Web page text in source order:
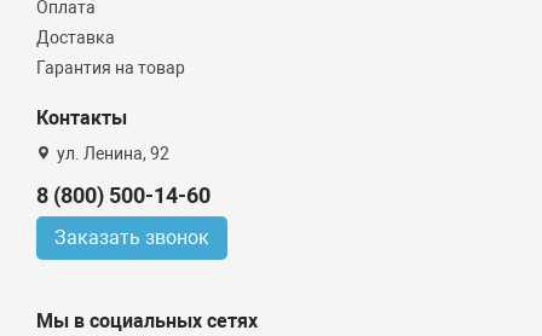
Оплата
Доставка
Гарантия на товар
Контакты
ул. Ленина, 92
8 (800) 500-14-60
Заказать звонок
Мы в социальных сетях